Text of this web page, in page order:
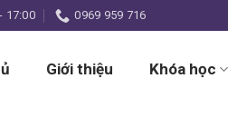
17:00 0969 959 716
Giới thiệu Khóa học